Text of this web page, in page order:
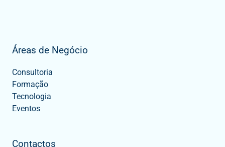
Áreas de Negócio
Consultoria
Formação
Tecnologia
Eventos
Contactos